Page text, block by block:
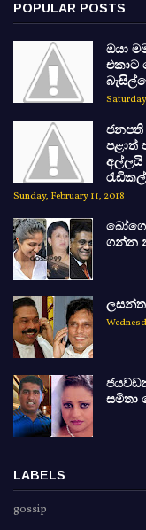
POPULAR POSTS
ඔයා
එකාට
ජනපති
පළාත්
අල්ලයි
Sunday, February 11, 2018
ගන්න
සමිතා
LABELS
gossip